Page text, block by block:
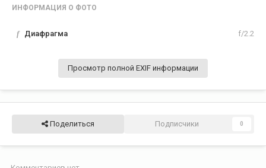
ИНФОРМАЦИЯ О ФОТО
f Диафрагма f/2.2
Просмотр полной EXIF информации
Поделиться Подписчики 0